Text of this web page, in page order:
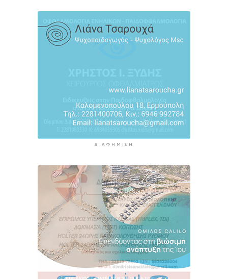
12 ώρες 38 λεπτά πρίν
ΔΙΑΦΉΜΙΣΗ